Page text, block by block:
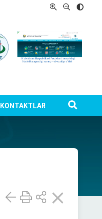
KONTAKTLAR